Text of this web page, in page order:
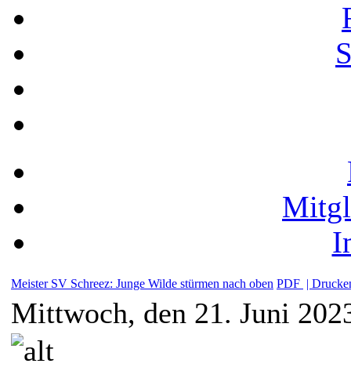
Meister SV Schreez: Junge Wilde stürmen nach oben PDF |
Mittwoch, den 21. Juni